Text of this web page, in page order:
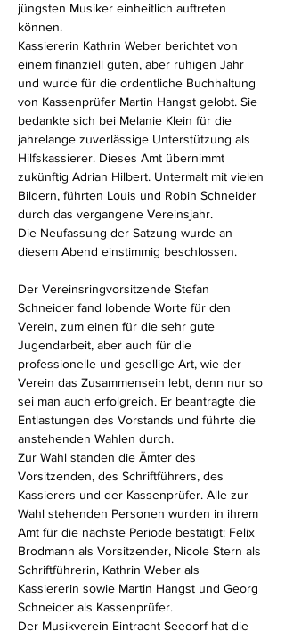
jüngsten Musiker einheitlich auftreten
können.
Kassiererin Kathrin Weber berichtet von
einem finanziell guten, aber ruhigen Jahr
und wurde für die ordentliche Buchhaltung
von Kassenprüfer Martin Hangst gelobt. Sie
bedankte sich bei Melanie Klein für die
jahrelange zuverlässige Unterstützung als
Hilfskassierer. Dieses Amt übernimmt
zukünftig Adrian Hilbert. Untermalt mit vielen
Bildern, führten Louis und Robin Schneider
durch das vergangene Vereinsjahr.
Die Neufassung der Satzung wurde an
diesem Abend einstimmig beschlossen.
Der Vereinsringvorsitzende Stefan
Schneider fand lobende Worte für den
Verein, zum einen für die sehr gute
Jugendarbeit, aber auch für die
professionelle und gesellige Art, wie der
Verein das Zusammensein lebt, denn nur so
sei man auch erfolgreich. Er beantragte die
Entlastungen des Vorstands und führte die
anstehenden Wahlen durch.
Zur Wahl standen die Ämter des
Vorsitzenden, des Schriftführers, des
Kassierers und der Kassenprüfer. Alle zur
Wahl stehenden Personen wurden in ihrem
Amt für die nächste Periode bestätigt: Felix
Brodmann als Vorsitzender, Nicole Stern als
Schriftführerin, Kathrin Weber als
Kassiererin sowie Martin Hangst und Georg
Schneider als Kassenprüfer.
Der Musikverein Eintracht Seedorf hat die